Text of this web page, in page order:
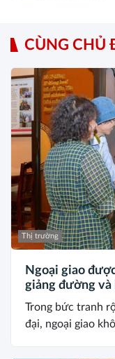
CÙNG CHỦ
Thị trường
Ngoại giao
giảng đường và
Trong bức tranh
đại, ngoại giao